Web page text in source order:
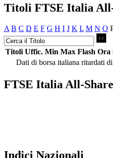
Titoli FTSE Italia
A B C D E F G H I J K L M N O
Titoli Uffic. Min Max Flash Ora
Dati di borsa italiana ritardati
FTSE Italia All-Share
Indici Nazionali